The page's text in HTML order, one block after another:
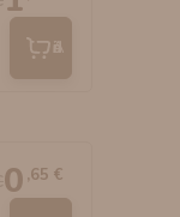
Añadir
0 ,65 €